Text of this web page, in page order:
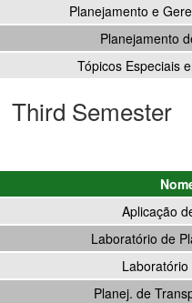
Planejamento e
Planejamento
Tópicos Especiais
Third Semester
Aplicação
Laboratório de
Planej. de